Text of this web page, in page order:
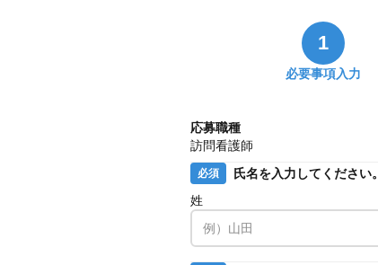
1
必要事項入力
応募職種
訪問看護師
必須
氏名を入力してください。
姓